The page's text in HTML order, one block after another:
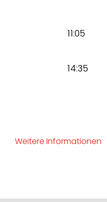
11:05
14:35
Weitere Informationen